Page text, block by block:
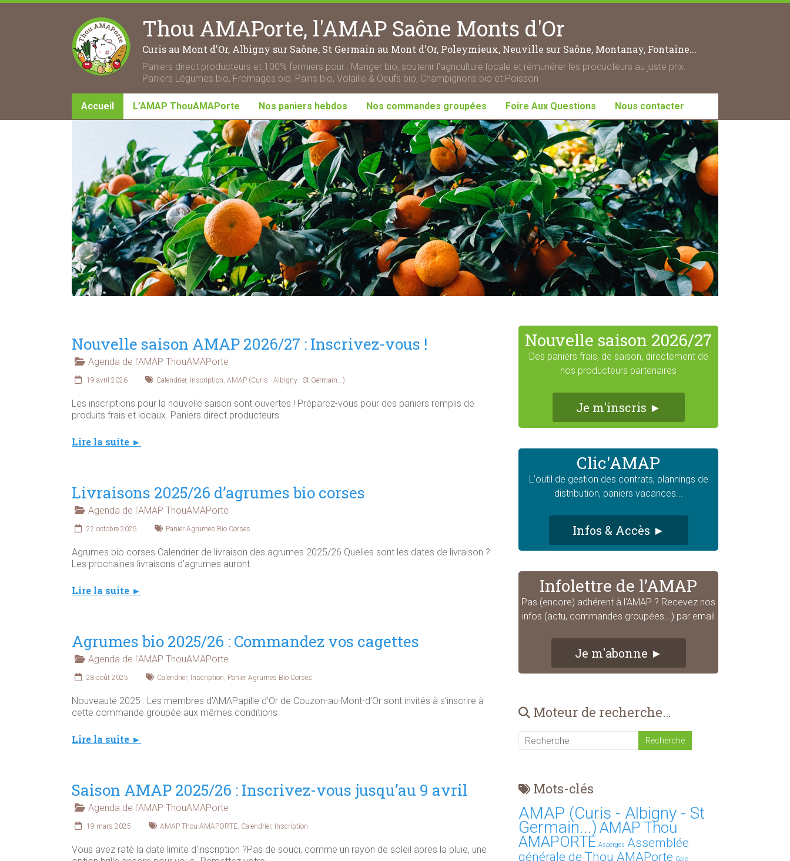
Thou AMAPorte, l'AMAP Saône Monts d'Or
Curis au Mont d'Or, Albigny sur Saône, St Germain au Mont d'Or, Poleymieux, Neuville sur Saône, Montanay, Fontaine...
Paniers direct producteurs et 100% fermiers pour : Manger bio, soutenir l'agriculture locale et rémunérer les producteurs au juste prix.
Paniers Légumes bio, Fromages bio, Pains bio, Volaille & Oeufs bio, Champignons bio et Poisson
Accueil L’AMAP ThouAMAPorte Nos paniers hebdos Nos commandes groupées Foire Aux Questions Nous contacter
Nouvelle saison AMAP 2026/27 : Inscrivez-vous !
Agenda de l'AMAP ThouAMAPorte
19 avril 2026 Calendrier, Inscription, AMAP (Curis - Albigny - St Germain...)
Les inscriptions pour la nouvelle saison sont ouvertes ! Préparez-vous pour des paniers remplis de
produits frais et locaux. Paniers direct producteurs
Lire la suite ►
Livraisons 2025/26 d’agrumes bio corses
Agenda de l'AMAP ThouAMAPorte
22 octobre 2025 Panier Agrumes Bio Corses
Agrumes bio corses Calendrier de livraison des agrumes 2025/26 Quelles sont les dates de livraison ?
Les prochaines livraisons d’agrumes auront
Lire la suite ►
Agrumes bio 2025/26 : Commandez vos cagettes
Agenda de l'AMAP ThouAMAPorte
28 août 2025 Calendrier, Inscription, Panier Agrumes Bio Corses
Nouveauté 2025 : Les membres d’AMAPapille d’Or de Couzon-au-Mont-d’Or sont invités à s’inscrire à
cette commande groupée aux mêmes conditions
Lire la suite ►
Saison AMAP 2025/26 : Inscrivez-vous jusqu’au 9 avril
Agenda de l'AMAP ThouAMAPorte
19 mars 2025 AMAP Thou AMAPORTE, Calendrier, Inscription
Vous avez raté la date limite d'inscription ?Pas de souci, comme un rayon de soleil après la pluie, une
Nouvelle saison 2026/27
Des paniers frais, de saison, directement de
nos producteurs partenaires
Je m'inscris ►
Clic'AMAP
L'outil de gestion des contrats, plannings de
distribution, paniers vacances...
Infos & Accès ►
Infolettre de l’AMAP
Pas (encore) adhérent à l'AMAP ? Recevez nos
infos (actu, commandes groupées...) par email
Je m'abonne ►
Moteur de recherche…
Mots-clés
AMAP (Curis - Albigny - St
Germain...) AMAP Thou
AMAPORTE Asperges Assemblée
générale de Thou AMAPorte Cale